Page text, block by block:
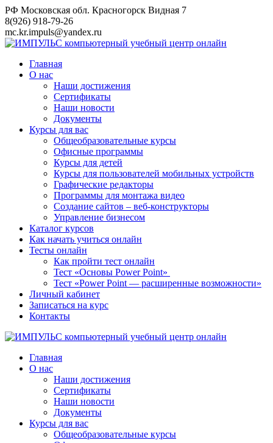
Перейти
к
контенту
РФ Московская обл. Красногорск Видная 7
8(926) 918-79-26
mc.kr.impuls@yandex.ru
Главная
О нас
Наши достижения
Сертификаты
Наши новости
Документы
Курсы для вас
Общеобразовательные курсы
Офисные программы
Курсы для детей
Курсы для пользователей мобильных устройств
Графические редакторы
Программы для монтажа видео
Создание сайтов – веб-конструкторы
Управление бизнесом
Каталог курсов
Как начать учиться онлайн
Тесты онлайн
Как пройти тест онлайн
Тест «Основы Power Point»
Тест «Power Point — расширенные возможности»
Личный кабинет
Записаться на курс
Контакты
Главная
О нас
Наши достижения
Сертификаты
Наши новости
Документы
Курсы для вас
Общеобразовательные курсы